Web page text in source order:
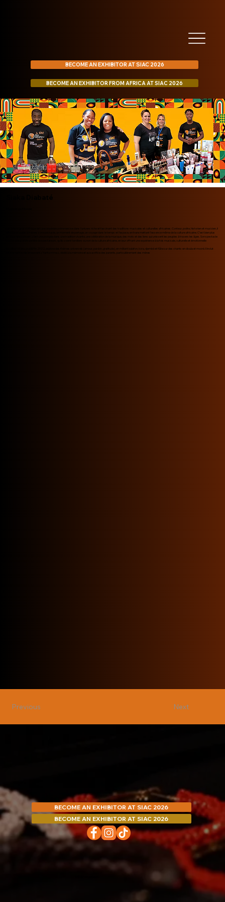
BECOME AN EXHIBITOR AT SIAC 2026
BECOME AN EXHIBITOR FROM AFRICA AT SIAC 2026
Cet artiste griot d'Afrique est une expérience immersive dans l'univers riche et fascinant des traditions musicales et culturelles africaines. Conteur, poète, historien et musicien, il
offre à son public à travers son spectacle, un moment de partage, un voyage dans le temps et l’espace, en transmettant l’essence même de la culture africaine. C’est bien plus
qu’un simple concert : c’est une plongée dans une tradition vivante, une célébration de la musique, des mots et des liens qui unissent les peuples à travers les âges. Son spectacle
touche une grande variété de spectateurs, qu’ils soient familiers ou non de la culture africaine, en leur offrant une expérience à la fois musicale, culturelle et émotionnelle
Son album Kanu, publié fin 2022, explore des thèmes universels (amour, pardon, gratitude), en mêlant balafon, kora, djembé et flûte sur des chants en dioula et mooré. Il inclut
notamment le clip émouvant « Yanfa m’ma », dédié à la mémoire et au sacrifice des parents, particulièrement des mères
Next
Previous
BECOME AN EXHIBITOR AT SIAC 2026
BECOME AN EXHIBITOR AT SIAC 2026